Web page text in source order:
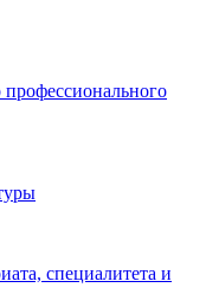
специалитета и